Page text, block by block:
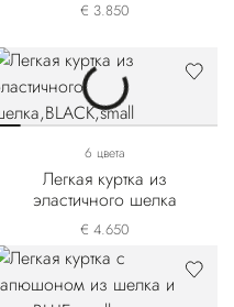
€ 3.850
6 цвета
Легкая куртка из
эластичного шелка
€ 4.650